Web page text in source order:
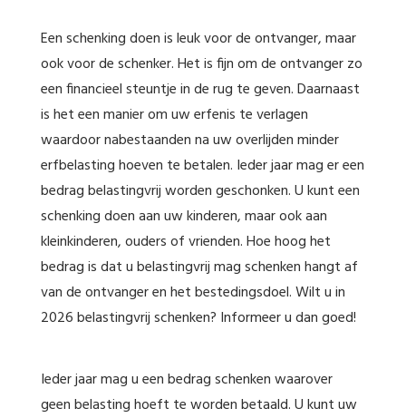
Een schenking doen is leuk voor de ontvanger, maar
ook voor de schenker. Het is fijn om de ontvanger zo
een financieel steuntje in de rug te geven. Daarnaast
is het een manier om uw erfenis te verlagen
waardoor nabestaanden na uw overlijden minder
erfbelasting hoeven te betalen. Ieder jaar mag er een
bedrag belastingvrij worden geschonken. U kunt een
schenking doen aan uw kinderen, maar ook aan
kleinkinderen, ouders of vrienden. Hoe hoog het
bedrag is dat u belastingvrij mag schenken hangt af
van de ontvanger en het bestedingsdoel. Wilt u in
2026 belastingvrij schenken? Informeer u dan goed!
Ieder jaar mag u een bedrag schenken waarover
geen belasting hoeft te worden betaald. U kunt uw